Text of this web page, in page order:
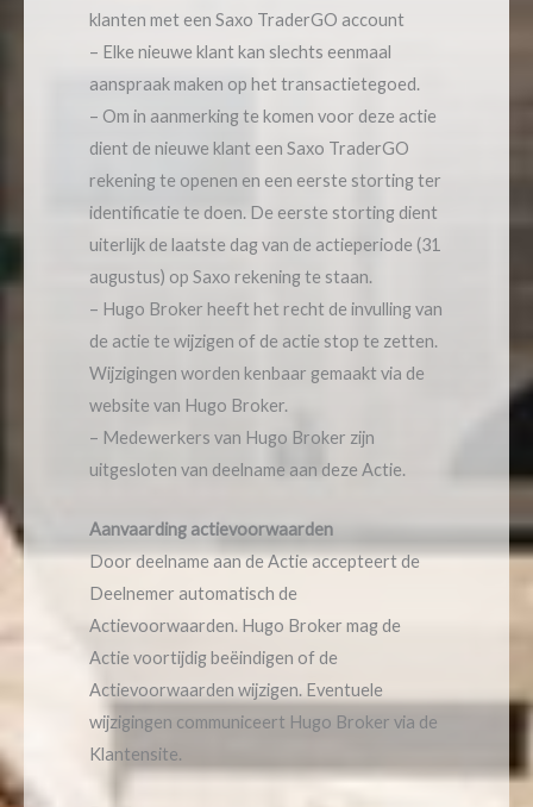
klanten met een Saxo TraderGO account
– Elke nieuwe klant kan slechts eenmaal
aanspraak maken op het transactietegoed.
– Om in aanmerking te komen voor deze actie
dient de nieuwe klant een Saxo TraderGO
rekening te openen en een eerste storting ter
identificatie te doen. De eerste storting dient
uiterlijk de laatste dag van de actieperiode (31
augustus) op Saxo rekening te staan.
– Hugo Broker heeft het recht de invulling van
de actie te wijzigen of de actie stop te zetten.
Wijzigingen worden kenbaar gemaakt via de
website van Hugo Broker.
– Medewerkers van Hugo Broker zijn
uitgesloten van deelname aan deze Actie.
Aanvaarding actievoorwaarden
Door deelname aan de Actie accepteert de
Deelnemer automatisch de
Actievoorwaarden. Hugo Broker mag de
Actie voortijdig beëindigen of de
Actievoorwaarden wijzigen. Eventuele
wijzigingen communiceert Hugo Broker via de
Klantensite.